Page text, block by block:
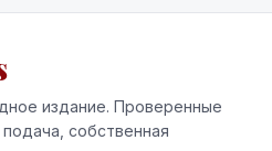
издание. Проверенные
собственная